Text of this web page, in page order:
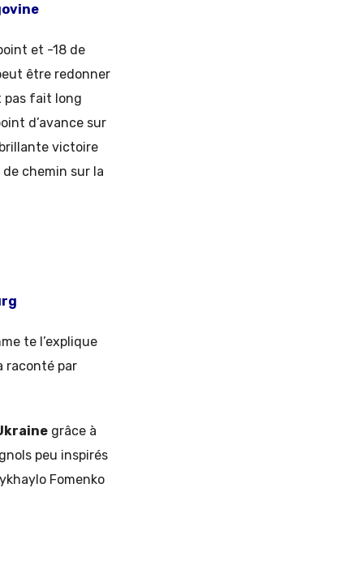
et -18 de
être redonner
pas fait long
d’avance sur
victoire
chemin sur la
te l’explique
raconté par
grâce à
peu inspirés
Fomenko